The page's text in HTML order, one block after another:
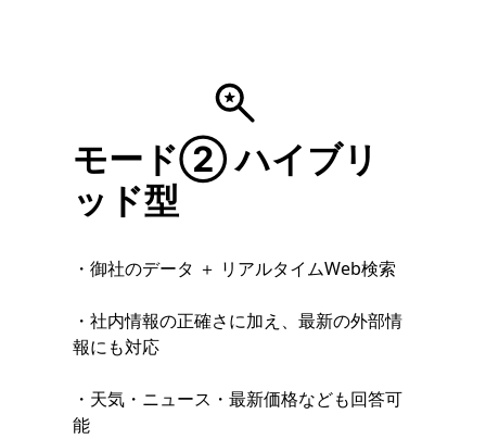
モード② ハイブリ
ッド型
・御社のデータ ＋ リアルタイムWeb検索
・社内情報の正確さに加え、最新の外部情
報にも対応
・天気・ニュース・最新価格なども回答可
能